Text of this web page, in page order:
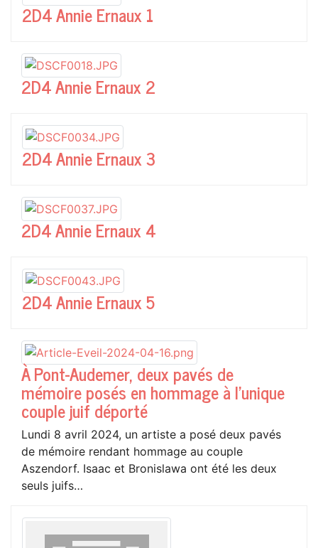
2D4 Annie Ernaux 1
2D4 Annie Ernaux 2
2D4 Annie Ernaux 3
2D4 Annie Ernaux 4
2D4 Annie Ernaux 5
À Pont-Audemer, deux pavés de
mémoire posés en hommage à l'unique
couple juif déporté
Lundi 8 avril 2024, un artiste a posé deux pavés
de mémoire rendant hommage au couple
Aszendorf. Isaac et Bronislawa ont été les deux
seuls juifs…